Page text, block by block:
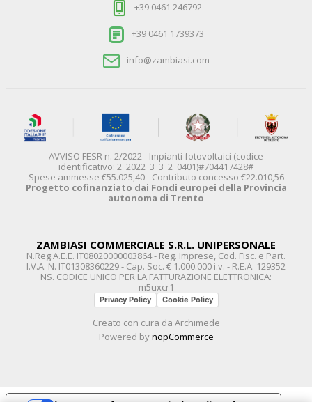
+39 0461 246792
+39 0461 1739373
info@zambiasi.com
AVVISO FESR n. 2/2022 - Impianti fotovoltaici (codice
identificativo: 2_2022_3_3_2_0401)#704417428#
Spese ammesse €55.025,40 - Contributo concesso €22.010,56
Progetto cofinanziato dai Fondi europei della Provincia
autonoma di Trento
ZAMBIASI COMMERCIALE S.R.L. UNIPERSONALE
N.Reg.A.E.E. IT08020000003864 - Reg. Imprese, Cod. Fisc. e Part.
I.V.A. N. IT01308360229 - Cap. Soc. € 1.000.000 i.v. - R.E.A. 129352
NS. CODICE UNICO PER LA FATTURAZIONE ELETTRONICA:
m5uxcr1
Privacy Policy Cookie Policy
Creato con cura da Archimede
Powered bynopCommerce